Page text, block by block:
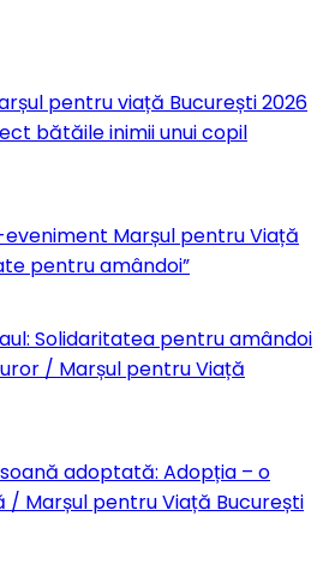
pentru viață București 2026
bătăile inimii unui copil
Marșul pentru Viață
pentru amândoi”
Solidaritatea pentru amândoi
/ Marșul pentru Viață
adoptată: Adopția – o
/ Marșul pentru Viață București